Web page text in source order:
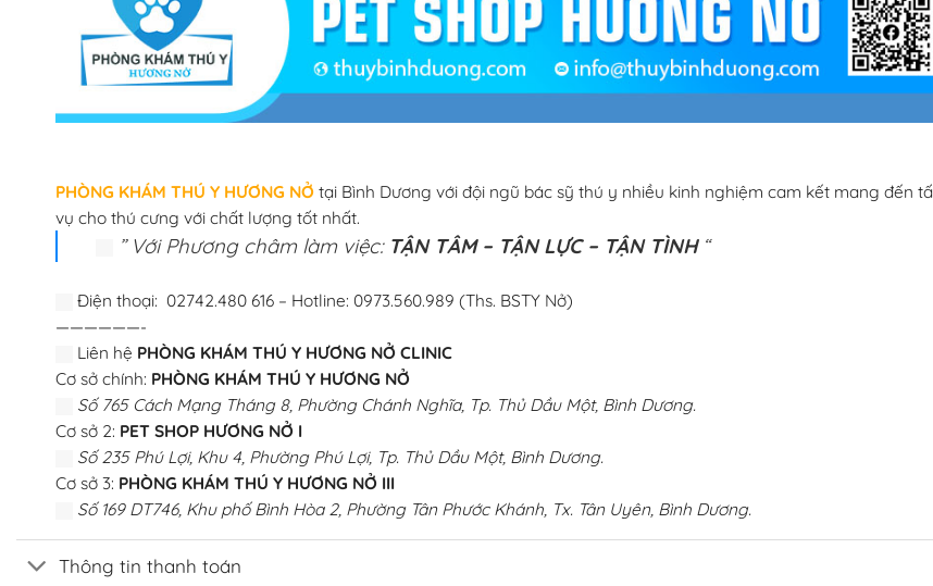
PHÒNG KHÁM THÚ Y HƯƠNG NỞtại Bình Dương với đội ngũ bác sỹ thú y nhiều kinh nghiệm cam kết mang đến
vụ cho thú cưng với chất lượng tốt nhất.
” Với Phương châm làm việc: TẬN TÂM – TẬN LỰC – TẬN TÌNH“
Điện thoại: 02742.480 616 – Hotline: 0973.560.989 (Ths. BSTY Nở)
——————-
Liên hệ PHÒNG KHÁM THÚ Y HƯƠNG NỞ CLINIC
Cơ sở chính: PHÒNG KHÁM THÚ Y HƯƠNG NỞ
Số 765 Cách Mạng Tháng 8, Phường Chánh Nghĩa, Tp. Thủ Dầu Một, Bình Dương.
Cơ sở 2: PET SHOP HƯƠNG NỞ I
Số 235 Phú Lợi, Khu 4, Phường Phú Lợi, Tp. Thủ Dầu Một, Bình Dương.
Cơ sở 3: PHÒNG KHÁM THÚ Y HƯƠNG NỞ III
Số 169 DT746, Khu phố Bình Hòa 2, Phường Tân Phước Khánh, Tx. Tân Uyên, Bình Dương.
Thông tin thanh toán